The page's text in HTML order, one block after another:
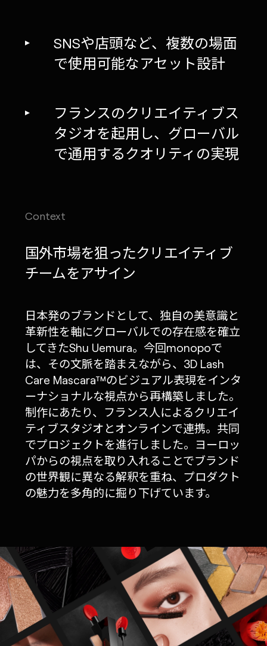
SNSや店頭など、複数の場面
で使用可能なアセット設計
フランスのクリエイティブス
タジオを起用し、グローバル
で通用するクオリティの実現
Context
国外市場を狙ったクリエイティブ
チームをアサイン
日本発のブランドとして、独自の美意識と
革新性を軸にグローバルでの存在感を確立
してきたShu Uemura。今回monopoで
は、その文脈を踏まえながら、3D Lash
Care Mascara™のビジュアル表現をインタ
ーナショナルな視点から再構築しました。
制作にあたり、フランス人によるクリエイ
ティブスタジオとオンラインで連携。共同
でプロジェクトを進行しました。ヨーロッ
パからの視点を取り入れることでブランド
の世界観に異なる解釈を重ね、プロダクト
の魅力を多角的に掘り下げています。